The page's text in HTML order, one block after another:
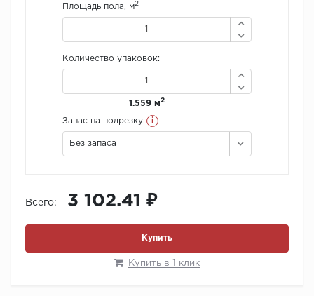
Площадь пола, м2
Количество упаковок:
1.559 м2
Запас на подрезку i
Без запаса
Всего: 3 102.41 ₽
Купить
Купить в 1 клик